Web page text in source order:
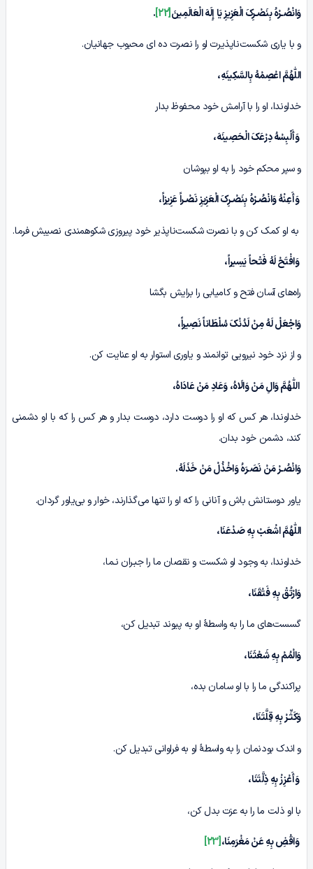
وَانْصُـرْہُ بِنَصْـرِکَ الْعَزِیزِ یَا إِلَهَ الْعَالَمِینَ[22]
.
و با یاری شکست‌ناپذیرت او را نصرت ده اى محبوب جهانیان.
اللّٰهُمَّ اعْصِمْهُ بِالسَّکِینَهِ،
خداوندا، او را با آرامش خود محفوظ بدار
وَأَلْبِسْهُ دِرْعَکَ الْحَصِینَهَ،
و سپر محکم خود را به او بپوشان
وَأَعِنْهُ وَانْصُـرْہُ بِنَصْـرِکَ الْعَزِیزِ نَصْـراً عَزِیزاً،
به او کمک کن و با نصرت شکست‌ناپذیر خود پیروزی شکوهمندی نصیبش فرما.
وَافْتَحْ لَهُ فَتْحاً یَسِیراً،
راه‌های آسان فتح و کامیابی را برایش بگشا
وَاجْعَلْ لَهُ‏ مِنْ لَدُنْکَ سُلْطَاناً نَصِیراً،
و از نزد خود نیرویی توانمند و یاوری استوار به او عنایت کن.
اللّٰهُمَّ وَالِ مَنْ وَالَاهُ، وَعَادِ مَنْ عَادَاهُ،
خداوندا، هر کس که او را دوست دارد، دوست بدار و هر کس را که با او دشمنی
کند، دشمن خود بدان.
وَانْصُـرْ مَنْ نَصَـرَہُ وَاخْذُلْ مَنْ خَذَلَهُ.
یاور دوستانش باش و آنانی را که او را تنها می‌گذارند، خوار و بی‌یاور گردان.
اللّٰهُمَّ اشْعَبْ بِهِ صَدْعَنَا،
خداوندا، به وجود او شکست و نقصان ما را جبـران نـما،
وَارْتُقْ بِهِ فَتْقَنَا،
گسست‌های ما را به واسطۀ او به پیوند تبدیل کن،
وَالْمُمْ بِهِ شَعْثَنَا،
پراکندگی ما را با او سامان بده،
وَکَثِّـرْ بِهِ قِلَّتَنَا،
و اندک بودنمان را به واسطۀ او به فراوانی تبدیل کن.
وَأَعْزِزْ بِهِ ذِلَّتَنَا،
با او ذلت ما را به عزت بدل کن،
وَاقْضِ بِهِ عَنْ مَغْرَمِنَا،[23]